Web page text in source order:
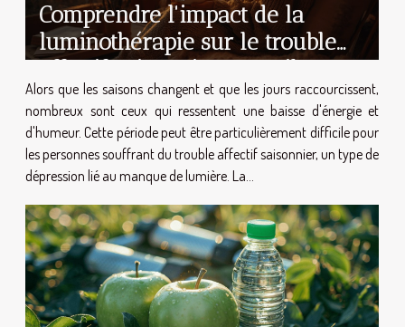
Comprendre l'impact de la
luminothérapie sur le trouble
affectif saisonnier conseils et
pratiques
Alors que les saisons changent et que les jours raccourcissent,
nombreux sont ceux qui ressentent une baisse d'énergie et
d'humeur. Cette période peut être particulièrement difficile pour
les personnes souffrant du trouble affectif saisonnier, un type de
dépression lié au manque de lumière. La...